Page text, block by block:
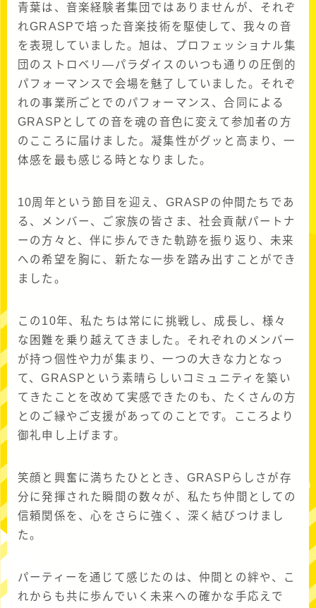
青葉は、音楽経験者集団ではありませんが、それぞ
れGRASPで培った音楽技術を駆使して、我々の音
を表現していました。旭は、プロフェッショナル集
団のストロベリ―パラダイスのいつも通りの圧倒的
パフォーマンスで会場を魅了していました。それぞ
れの事業所ごとでのパフォーマンス、合同による
GRASPとしての音を魂の音色に変えて参加者の方
のこころに届けました。凝集性がグッと高まり、一
体感を最も感じる時となりました。
10周年という節目を迎え、GRASPの仲間たちであ
る、メンバー、ご家族の皆さま、社会貢献パートナ
ーの方々と、伴に歩んできた軌跡を振り返り、未来
への希望を胸に、新たな一歩を踏み出すことができ
ました。
この10年、私たちは常にに挑戦し、成長し、様々
な困難を乗り越えてきました。それぞれのメンバー
が持つ個性や力が集まり、一つの大きな力となっ
て、GRASPという素晴らしいコミュニティを築い
てきたことを改めて実感できたのも、たくさんの方
とのご縁やご支援があってのことです。こころより
御礼申し上げます。
笑顔と興奮に満ちたひととき、GRASPらしさが存
分に発揮された瞬間の数々が、私たち仲間としての
信頼関係を、心をさらに強く、深く結びつけまし
た。
パーティーを通じて感じたのは、仲間との絆や、こ
れからも共に歩んでいく未来への確かな手応えで